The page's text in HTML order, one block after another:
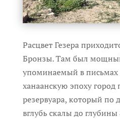
Расцвет Гезера
Бронзы. Там был
упоминаемый в
ханаанскую эпоху город
резервуара, который по
вглубь скалы до